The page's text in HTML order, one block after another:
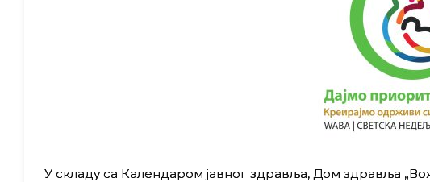
У складу са Календаром јавног здравља, Дом здравља